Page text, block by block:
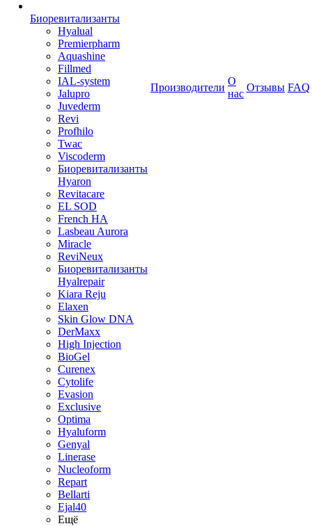
Биоревитализанты
Hyalual
Premierpharm
Aquashine
Fillmed
IAL-system
Jalupro
Juvederm
Revi
Profhilo
Twac
Viscoderm
Биоревитализанты
Hyaron
Revitacare
EL SOD
French HA
Lasbeau Aurora
Miracle
ReviNeux
Биоревитализанты
Hyalrepair
Kiara Reju
Elaxen
Skin Glow DNA
DerMaxx
High Injection
BioGel
Curenex
Cytolife
Evasion
Exclusive
Optima
Hyaluform
Genyal
Linerase
Nucleoform
Repart
Bellarti
Ejal40
Ещё
Производители
О
нас
Отзывы FAQ